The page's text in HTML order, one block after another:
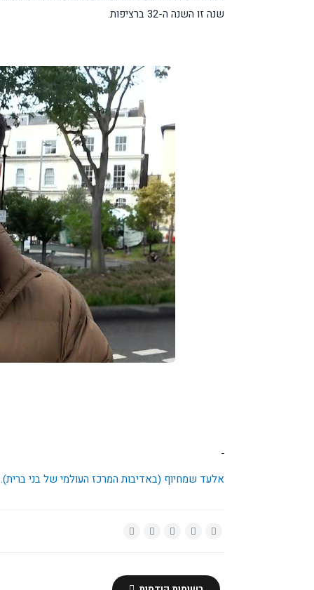
שנה זו השנה ה-32 ברציפות.
אלעד שמחיוף (באדיבות המרכז העולמי של בני ברית).